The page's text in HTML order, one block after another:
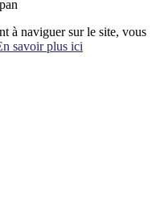
à naviguer sur le site, vous
savoir plus ici